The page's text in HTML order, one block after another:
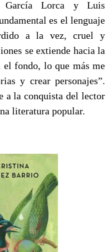
García Lorca y Luis
es el lenguaje
a la vez, cruel y
se extiende hacia la
el fondo, lo que más me
y crear personajes”.
a la conquista del lector
literatura popular.